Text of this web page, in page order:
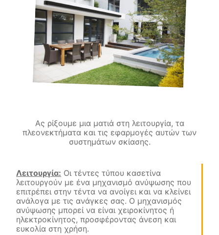
Ας ρίξουμε μια ματιά στη λειτουργία, τα
πλεονεκτήματα και τις εφαρμογές αυτών των
συστημάτων σκίασης.
Λειτουργία: Οι τέντες τύπου κασετίνα
λειτουργούν με ένα μηχανισμό ανύψωσης που
επιτρέπει στην τέντα να ανοίγει και να κλείνει
ανάλογα με τις ανάγκες σας. Ο μηχανισμός
ανύψωσης μπορεί να είναι χειροκίνητος ή
ηλεκτροκίνητος, προσφέροντας άνεση και
ευκολία στη χρήση.